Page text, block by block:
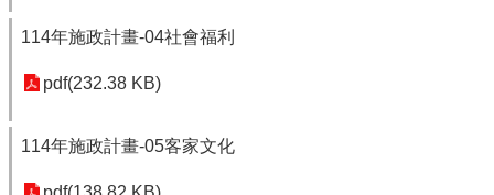
114年施政計畫-04社會福利
pdf(232.38 KB)
114年施政計畫-05客家文化